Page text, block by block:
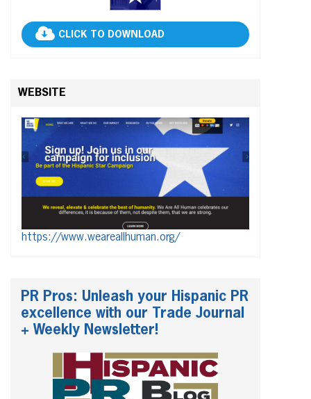
CLICK TO DOWNLOAD
WEBSITE
https://www.weareallhuman.org/
PR Pros: Unleash your Hispanic PR
excellence with our Trade Journal
+ Weekly Newsletter!